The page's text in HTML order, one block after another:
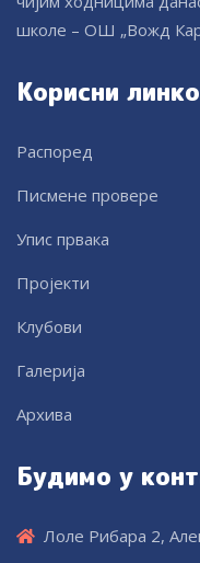
школе – ОШ „Вожд
Корисни
Распоред
Писмене провере
Упис првака
Пројекти
Клубови
Галерија
Архива
Будимо у
Лоле Рибара 2,